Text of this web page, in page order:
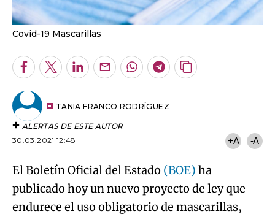
Covid-19 Mascarillas
Facebook
TwitterLinkedInEnviarWhatsapp
Telegram
Copiar
TANIA FRANCO RODRÍGUEZ
ALERTAS DE ESTE AUTOR
30.03.2021 12:48
+A -A
El Boletín Oficial del Estado (BOE) ha
publicado hoy un nuevo proyecto de ley que
endurece el uso obligatorio de mascarillas,